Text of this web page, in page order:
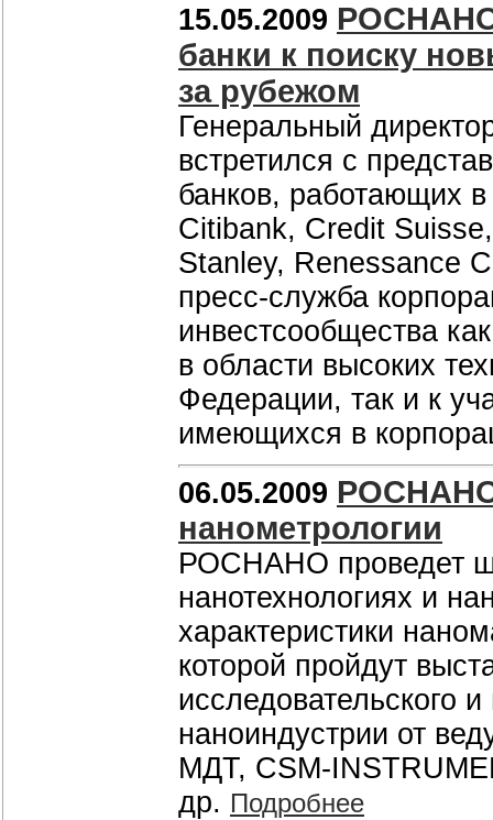
15.05.2009 РОСНАНО
банки к поиску
за рубежом
Генеральный
встретился с
банков, работающих
Citibank, Credit
Stanley, Renessance
пресс-служба
инвестсообщества
в области высоких
Федерации, так и к
имеющихся в
06.05.2009 РОСНАНО
нанометрологии
РОСНАНО проведет
нанотехнологиях и
характеристики
которой пройдут
исследовательского
наноиндустрии от
МДТ, CSM-
др. Подробнее